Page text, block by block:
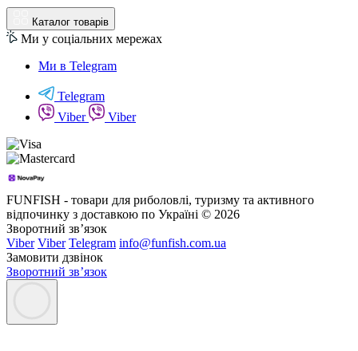
Каталог товарів
Ми у соціальних мережах
Ми в Telegram
Telegram
Viber
Viber
FUNFISH - товари для риболовлі, туризму та активного
відпочинку з доставкою по Україні © 2026
Зворотний зв’язок
Viber Viber Telegram info@funfish.com.ua
Замовити дзвінок
Зворотний зв’язок